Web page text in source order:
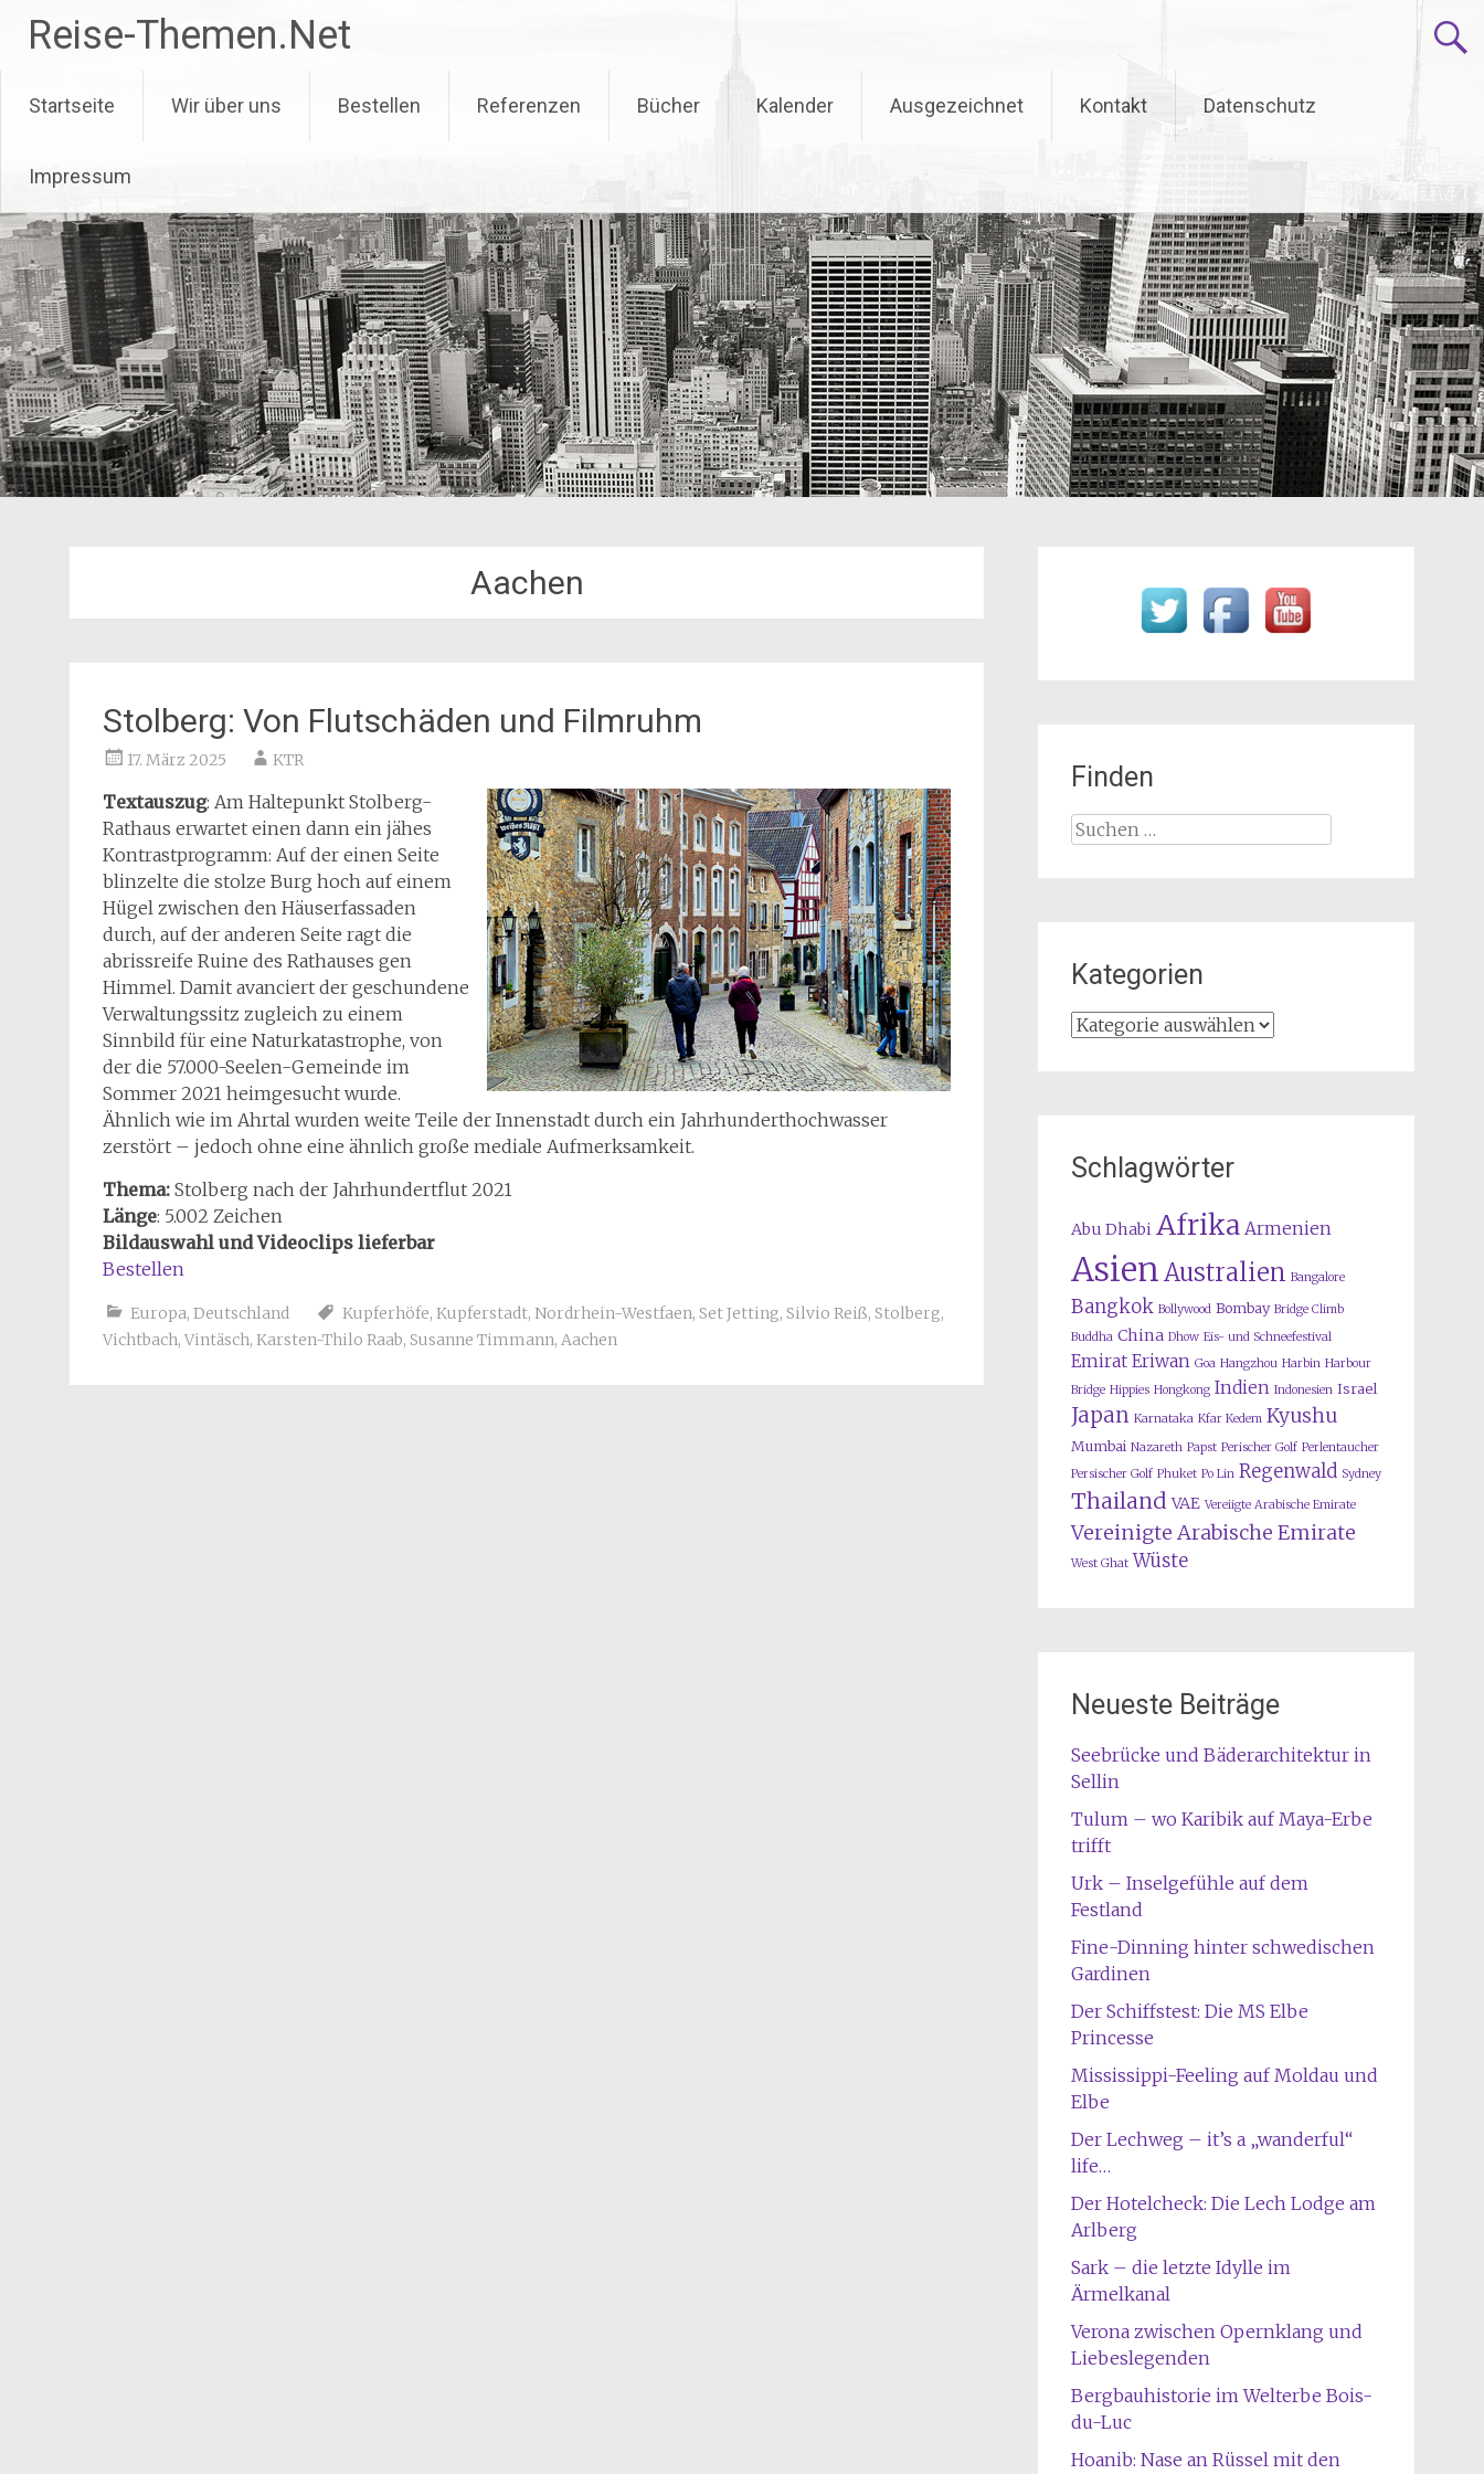
Inhalt
springen
Reise-Themen.Net
Startseite Wir über uns Bestellen Referenzen Bücher Kalender Ausgezeichnet Kontakt Datenschutz
Impressum
Aachen
Stolberg: Von Flutschäden und Filmruhm
17. März 2025 KTR
Textauszug: Am Haltepunkt Stolberg-
Rathaus erwartet einen dann ein jähes
Kontrastprogramm: Auf der einen Seite
blinzelte die stolze Burg hoch auf einem
Hügel zwischen den Häuserfassaden
durch, auf der anderen Seite ragt die
abrissreife Ruine des Rathauses gen
Himmel. Damit avanciert der geschundene
Verwaltungssitz zugleich zu einem
Sinnbild für eine Naturkatastrophe, von
der die 57.000-Seelen-Gemeinde im
Sommer 2021 heimgesucht wurde.
Ähnlich wie im Ahrtal wurden weite Teile der Innenstadt durch ein Jahrhunderthochwasser
zerstört – jedoch ohne eine ähnlich große mediale Aufmerksamkeit.
Thema: Stolberg nach der Jahrhundertflut 2021
Länge: 5.002 Zeichen
Bildauswahl und Videoclips lieferbar
Bestellen
Europa, Deutschland Kupferhöfe, Kupferstadt, Nordrhein-Westfaen, Set Jetting, Silvio Reiß, Stolberg,
Vichtbach, Vintäsch, Karsten-Thilo Raab, Susanne Timmann, Aachen
Finden
Suchen
Kategorien
Kategorien
Schlagwörter
Abu Dhabi Afrika Armenien
AsienAustralien Bangalore
Bangkok Bollywood Bombay Bridge Climb
Buddha China Dhow Eis- und Schneefestival
Emirat Eriwan Goa Hangzhou Harbin Harbour
Bridge Hippies Hongkong Indien Indonesien Israel
Japan Karnataka Kfar Kedem Kyushu
Mumbai Nazareth Papst Perischer Golf Perlentaucher
Persischer Golf Phuket Po Lin Regenwald Sydney
Thailand VAE Vereiigte Arabische Emirate
Vereinigte Arabische Emirate
West Ghat Wüste
Neueste Beiträge
Seebrücke und Bäderarchitektur in
Sellin
Tulum – wo Karibik auf Maya-Erbe
trifft
Urk – Inselgefühle auf dem
Festland
Fine-Dinning hinter schwedischen
Gardinen
Der Schiffstest: Die MS Elbe
Princesse
Mississippi-Feeling auf Moldau und
Elbe
Der Lechweg – it’s a „wanderful“
life…
Der Hotelcheck: Die Lech Lodge am
Arlberg
Sark – die letzte Idylle im
Ärmelkanal
Verona zwischen Opernklang und
Liebeslegenden
Bergbauhistorie im Welterbe Bois-
du-Luc
Hoanib: Nase an Rüssel mit den